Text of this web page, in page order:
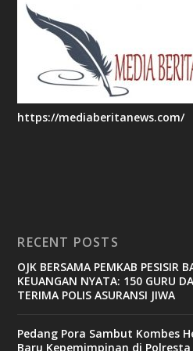
https://mediaberitanews.com/
RECENT POSTS
OJK BERSAMA PEMKAB PESISIR
KEUANGAN NYATA: 150 GURU
TERIMA POLIS ASURANSI JIWA
Pedang Pora Sambut Kombes
Baru Kepemimpinan di